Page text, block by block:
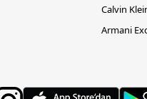
Calvin
Armani